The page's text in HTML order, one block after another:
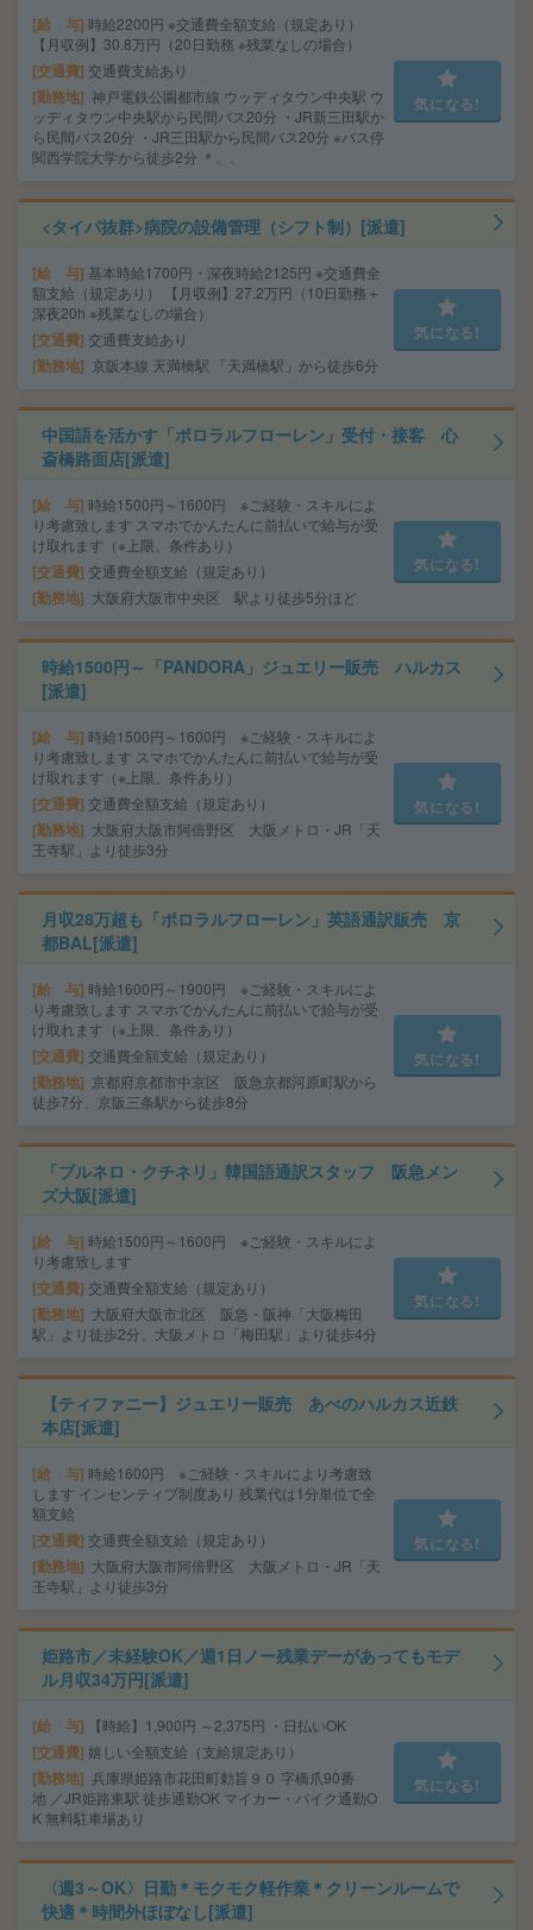
給 与 時給2200円 ※交通費全額支給（規定あり）
【月収例】30.8万円（20日勤務 ※残業なしの場合）
交通費 交通費支給あり
勤務地 神戸電鉄公園都市線 ウッディタウン中央駅 ウ
ッディタウン中央駅から民間バス20分 ・JR新三田駅か
ら民間バス20分 ・JR三田駅から民間バス20分 ※バス停
関西学院大学から徒歩2分 ＊、、
気になる!
<タイパ抜群>病院の設備管理（シフト制）[派遣]
給 与 基本時給1700円・深夜時給2125円 ※交通費全
額支給（規定あり） 【月収例】27.2万円（10日勤務＋
深夜20h ※残業なしの場合）
交通費 交通費支給あり
勤務地 京阪本線 天満橋駅 「天満橋駅」から徒歩6分
気になる!
中国語を活かす「ポロラルフローレン」受付・接客 心
斎橋路面店[派遣]
給 与 時給1500円～1600円 ※ご経験・スキルによ
り考慮致します スマホでかんたんに前払いで給与が受
け取れます（※上限、条件あり）
交通費 交通費全額支給（規定あり）
勤務地 大阪府大阪市中央区 駅より徒歩5分ほど
気になる!
時給1500円～「PANDORA」ジュエリー販売 ハルカス
[派遣]
給 与 時給1500円～1600円 ※ご経験・スキルによ
り考慮致します スマホでかんたんに前払いで給与が受
け取れます（※上限、条件あり）
交通費 交通費全額支給（規定あり）
勤務地
大阪府大阪市阿倍野区 大阪メトロ・JR「天
王寺駅」より徒歩3分
気になる!
月収28万超も「ポロラルフローレン」英語通訳販売 京
都BAL[派遣]
給 与 時給1600円～1900円 ※ご経験・スキルによ
り考慮致します スマホでかんたんに前払いで給与が受
け取れます（※上限、条件あり）
交通費 交通費全額支給（規定あり）
勤務地
京都府京都市中京区 阪急京都河原町駅から
徒歩7分、京阪三条駅から徒歩8分
気になる!
「ブルネロ・クチネリ」韓国語通訳スタッフ 阪急メン
ズ大阪[派遣]
給 与 時給1500円～1600円 ※ご経験・スキルによ
り考慮致します
交通費 交通費全額支給（規定あり）
勤務地
大阪府大阪市北区 阪急・阪神「大阪梅田
駅」より徒歩2分、大阪メトロ「梅田駅」より徒歩4分
気になる!
【ティファニー】ジュエリー販売 あべのハルカス近鉄
本店[派遣]
給 与 時給1600円 ※ご経験・スキルにより考慮致
します インセンティブ制度あり 残業代は1分単位で全
額支給
交通費 交通費全額支給（規定あり）
勤務地
大阪府大阪市阿倍野区 大阪メトロ・JR「天
王寺駅」より徒歩3分
気になる!
姫路市／未経験OK／週1日ノー残業デーがあってもモデ
ル月収34万円[派遣]
給 与 【時給】1,900円 ～2,375円 ・日払いOK
交通費 嬉しい全額支給（支給規定あり）
勤務地 兵庫県姫路市花田町勅旨９０ 字橋爪90番
地 ／JR姫路東駅 徒歩通勤OK マイカー・バイク通勤O
K 無料駐車場あり
気になる!
〈週3～OK〉日勤＊モクモク軽作業＊クリーンルームで
快適＊時間外ほぼなし[派遣]